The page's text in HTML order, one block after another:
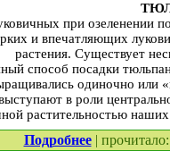
при озеленении
и впечатляющих
растения. Существует
способ посадки
одиночно или
в роли
растительностью
Подробнее|